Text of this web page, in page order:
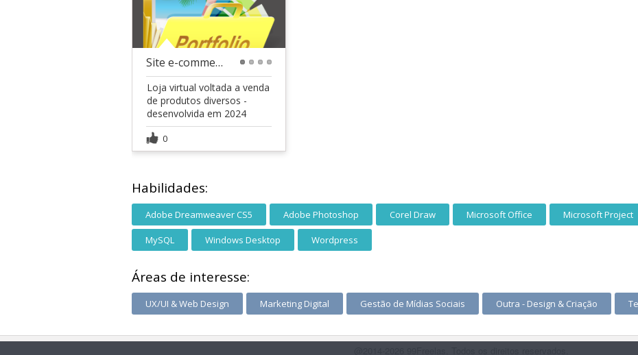
Site e-commerce
Loja virtual voltada a venda
de produtos diversos -
desenvolvida em 2024
0
Habilidades:
Adobe Dreamweaver CS5 Adobe Photoshop Corel Draw Microsoft Office Microsoft Project
MySQL Windows Desktop Wordpress
Áreas de interesse:
UX/UI & Web Design Marketing Digital Gestão de Mídias Sociais Outra - Design & Criação